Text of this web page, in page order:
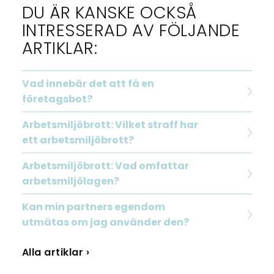
DU ÄR KANSKE OCKSÅ
INTRESSERAD AV FÖLJANDE
ARTIKLAR:
Vad innebär det att få en
företagsbot?
Arbetsmiljöbrott: Vilket straff har
ett arbetsmiljöbrott?
Arbetsmiljöbrott: Vad omfattar
arbetsmiljölagen?
Kan min partners egendom
utmätas om jag använder den?
Alla artiklar ›